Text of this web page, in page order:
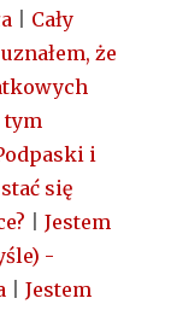
Cały
że
tym
i
się
Jestem
-
Jestem